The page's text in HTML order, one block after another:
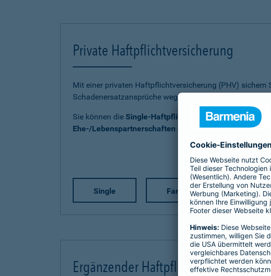
Private Haftpflichtversicherung
Mit einer privaten Haftpflichtversicherung (PHV) sichern
Schadenersatzansprüche wegen Personen-, Sach- und
Sie können die Single-Haftpflicht Familien-Haftpflicht
Ehe-/Lebenspartnerschaften ohne Kind(er)als Basis-,
Single Familie
Ergänzender Haftpflichtschutz